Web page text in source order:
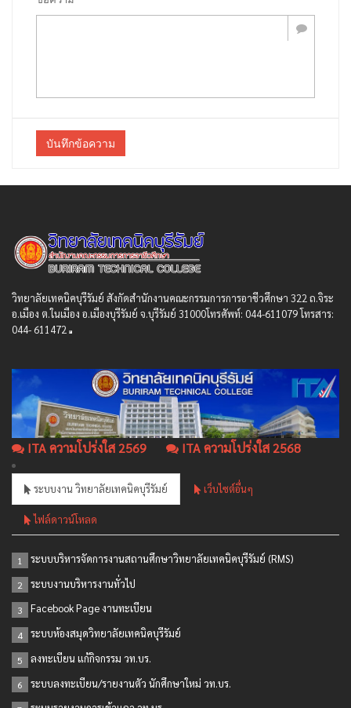
บันทึกข้อความ
วิทยาลัยเทคนิคบุรีรัมย์ สังกัดสํานักงานคณะกรรมการการอาชีวศึกษา 322 ถ.จิระ
อ.เมือง ต.ในเมือง อ.เมืองบุรีรัมย์ จ.บุรีรัมย์ 31000โทรศัพท์: 044-611079 โทรสาร:
044- 611472
ITA ความโปร่งใส 2569 ITA ความโปร่งใส 2568
ระบบงาน วิทยาลัยเทคนิคบุรีรัมย์ เว็บไซต์อื่นๆ
ไฟล์ดาวน์โหลด
1 ระบบบริหารจัดการงานสถานศึกษาวิทยาลัยเทคนิคบุรีรัมย์ (RMS)
2 ระบบงานบริหารงานทั่วไป
3 Facebook Page งานทะเบียน
4 ระบบห้องสมุดวิทยาลัยเทคนิคบุรีรัมย์
5 ลงทะเบียน แก้กิจกรรม วท.บร.
6 ระบบลงทะเบียน/รายงานตัว นักศึกษาใหม่ วท.บร.